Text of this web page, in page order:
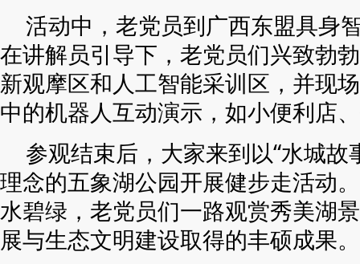
活动中，老党员到广西东盟具身
在讲解员引导下，老党员们兴致勃
新观摩区和人工智能采训区，并现
中的机器人互动演示，如小便利店
参观结束后，大家来到以“水城故
理念的五象湖公园开展健步走活动
水碧绿，老党员们一路观赏秀美湖
展与生态文明建设取得的丰硕成果。